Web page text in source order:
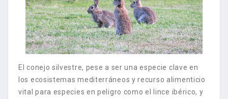
El conejo silvestre, pese a ser una especie clave en
los ecosistemas mediterráneos y recurso alimenticio
vital para especies en peligro como el lince ibérico, y